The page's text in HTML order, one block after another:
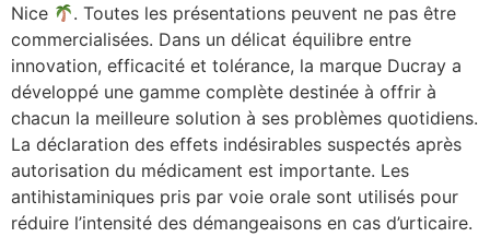
Nice
. Toutes les présentations peuvent ne pas être
commercialisées. Dans un délicat équilibre entre
innovation, efficacité et tolérance, la marque Ducray a
développé une gamme complète destinée à offrir à
chacun la meilleure solution à ses problèmes quotidiens.
La déclaration des effets indésirables suspectés après
autorisation du médicament est importante. Les
antihistaminiques pris par voie orale sont utilisés pour
réduire l’intensité des démangeaisons en cas d’urticaire.